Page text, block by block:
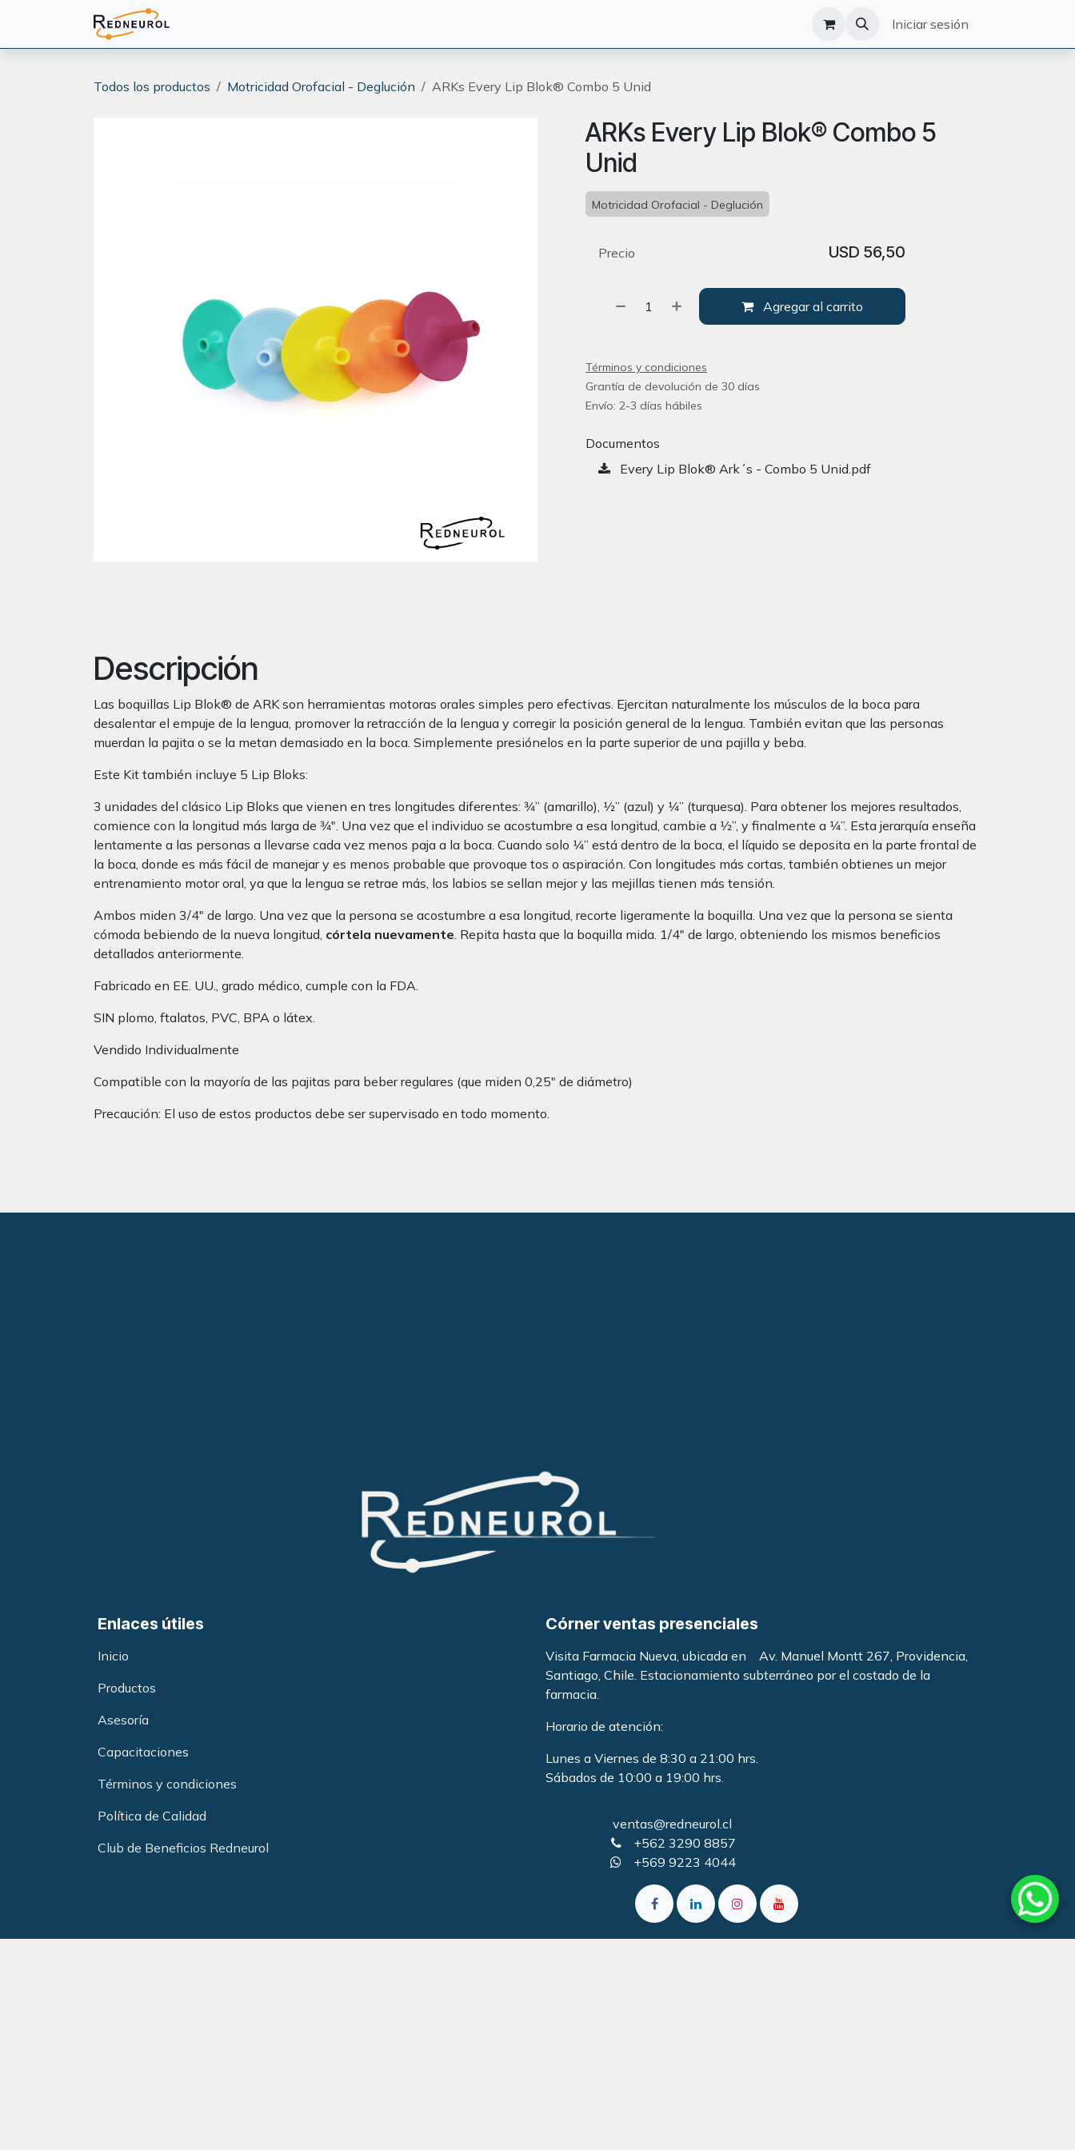
Iniciar sesión
Todos los productos Motricidad Orofacial - Deglución ARKs Every Lip Blok® Combo 5 Unid
ARKs Every Lip Blok® Combo 5
Unid
Motricidad Orofacial - Deglución
Agregar al carrito
Precio USD 56,50
Términos y condiciones
Grantía de devolución de 30 días
Envío: 2-3 días hábiles
Documentos
Every Lip Blok® Ark´s - Combo 5 Unid.pdf
Descripción
Las boquillas Lip Blok® de ARK son herramientas motoras orales simples pero efectivas. Ejercitan naturalmente los músculos de la boca para
desalentar el empuje de la lengua, promover la retracción de la lengua y corregir la posición general de la lengua. También evitan que las personas
muerdan la pajita o se la metan demasiado en la boca. Simplemente presiónelos en la parte superior de una pajilla y beba.
Este Kit también incluye 5 Lip Bloks:
3 unidades del clásico Lip Bloks que vienen en tres longitudes diferentes: 3⁄4” (amarillo), 1⁄2” (azul) y 1⁄4” (turquesa). Para obtener los mejores resultados,
comience con la longitud más larga de 3⁄4″. Una vez que el individuo se acostumbre a esa longitud, cambie a 1⁄2”, y finalmente a 1⁄4”. Esta jerarquía enseña
lentamente a las personas a llevarse cada vez menos paja a la boca. Cuando solo 1⁄4” está dentro de la boca, el líquido se deposita en la parte frontal de
la boca, donde es más fácil de manejar y es menos probable que provoque tos o aspiración. Con longitudes más cortas, también obtienes un mejor
entrenamiento motor oral, ya que la lengua se retrae más, los labios se sellan mejor y las mejillas tienen más tensión.
Ambos miden 3/4″ de largo. Una vez que la persona se acostumbre a esa longitud, recorte ligeramente la boquilla. Una vez que la persona se sienta
cómoda bebiendo de la nueva longitud, córtela nuevamente. Repita hasta que la boquilla mida. 1/4″ de largo, obteniendo los mismos beneficios
detallados anteriormente.
Fabricado en EE. UU., grado médico, cumple con la FDA.
SIN plomo, ftalatos, PVC, BPA o látex.
Vendido Individualmente
Compatible con la mayoría de las pajitas para beber regulares (que miden 0,25″ de diámetro)
Precaución: El uso de estos productos debe ser supervisado en todo momento.
ventas@redneurol.cl
+562 3290 8857
+569 9223 4044
Córner ventas presenciales
Visita Farmacia Nueva, ubicada en Av. Manuel Montt 267, Providencia,
Santiago, Chile. Estacionamiento subterráneo por el costado de la
farmacia
Horario de atención:
Lunes a Viernes de 8:30 a 21:00 hrs.
Sábados de 10:00 a 19:00 hrs.
Enlaces útiles
Inicio
Productos
Asesoría
Capacitaciones
Términos y condiciones
Política de Calidad
Club de Beneficios Redneurol